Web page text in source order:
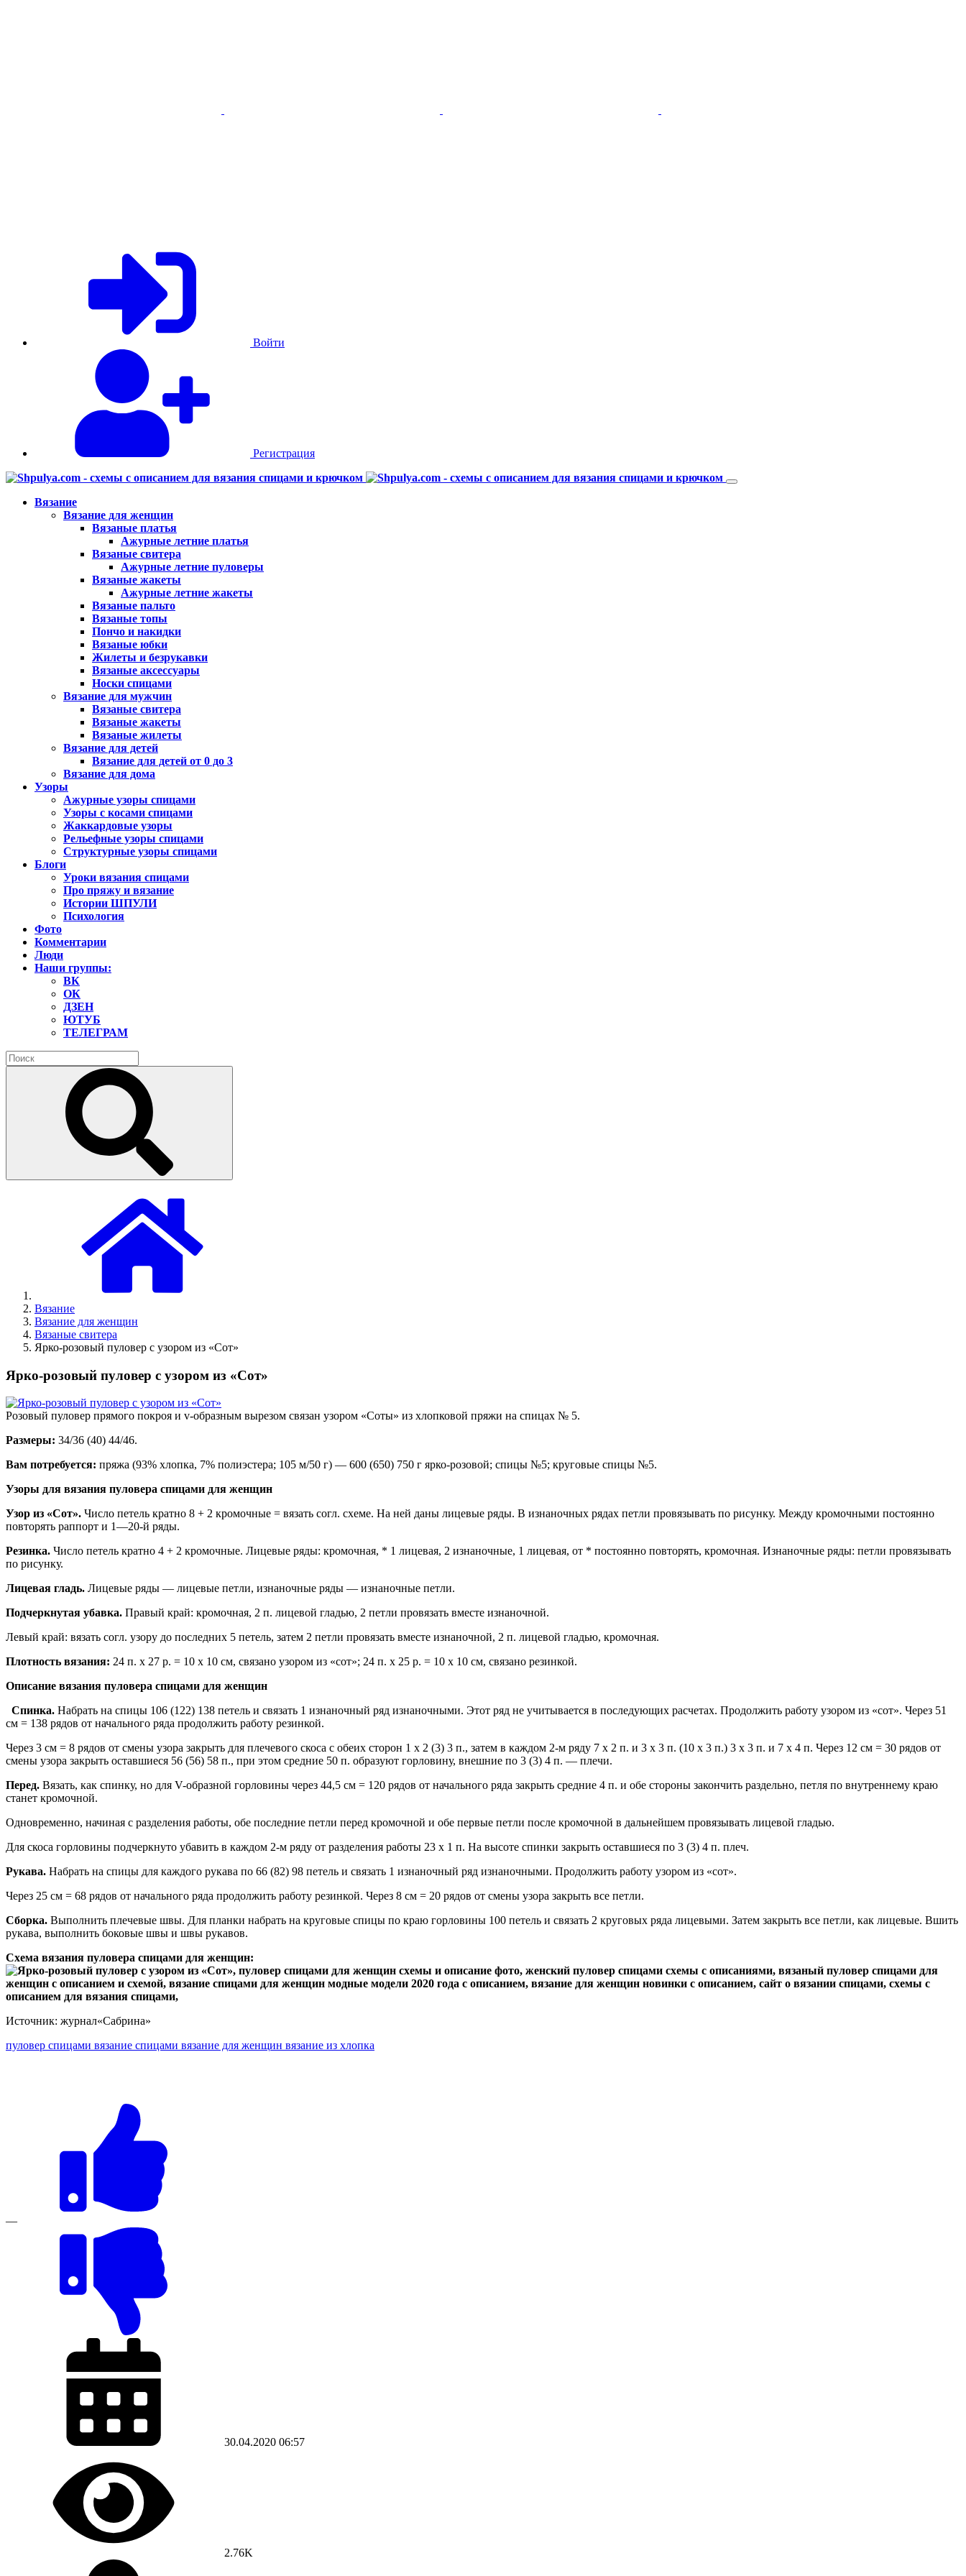
Войти
Регистрация
Вязание
Вязание для женщин
Вязаные платья
Ажурные летние платья
Вязаные свитера
Ажурные летние пуловеры
Вязаные жакеты
Ажурные летние жакеты
Вязаные пальто
Вязаные топы
Пончо и накидки
Вязаные юбки
Жилеты и безрукавки
Вязаные аксессуары
Носки спицами
Вязание для мужчин
Вязаные свитера
Вязаные жакеты
Вязаные жилеты
Вязание для детей
Вязание для детей от 0 до 3
Вязание для дома
Узоры
Ажурные узоры спицами
Узоры с косами спицами
Жаккардовые узоры
Рельефные узоры спицами
Структурные узоры спицами
Блоги
Уроки вязания спицами
Про пряжу и вязание
Истории ШПУЛИ
Психология
Фото
Комментарии
Люди
Наши группы:
ВК
ОК
ДЗЕН
ЮТУБ
ТЕЛЕГРАМ
Вязание
Вязание для женщин
Вязаные свитера
Ярко-розовый пуловер с узором из «Сот»
Ярко-розовый пуловер с узором из «Сот»
Розовый пуловер прямого покроя и v-образным вырезом связан узором «Соты» из хлопковой пряжи на спицах № 5.
Размеры: 34/36 (40) 44/46.
Вам потребуется: пряжа (93% хлопка, 7% полиэстера; 105 м/50 г) — 600 (650) 750 г ярко-розовой; спицы №5; круговые спицы №5.
Узоры для вязания пуловера спицами для женщин
Узор из «Сот». Число петель кратно 8 + 2 кромочные = вязать согл. схеме. На ней даны лицевые ряды. В изнаночных рядах петли провязывать по рисунку. Между кромочными постоянно
повторять раппорт и 1—20-й ряды.
Резинка. Число петель кратно 4 + 2 кромочные. Лицевые ряды: кромочная, * 1 лицевая, 2 изнаночные, 1 лицевая, от * постоянно повторять, кромочная. Изнаночные ряды: петли провязывать
по рисунку.
Лицевая гладь. Лицевые ряды — лицевые петли, изнаночные ряды — изнаночные петли.
Подчеркнутая убавка. Правый край: кромочная, 2 п. лицевой гладью, 2 петли провязать вместе изнаночной.
Левый край: вязать согл. узору до последних 5 петель, затем 2 петли провязать вместе изнаночной, 2 п. лицевой гладью, кромочная.
Плотность вязания: 24 п. х 27 р. = 10 x 10 см, связано узором из «сот»; 24 п. х 25 р. = 10 x 10 см, связано резинкой.
Описание вязания пуловера спицами для женщин
Спинка. Набрать на спицы 106 (122) 138 петель и связать 1 изнаночный ряд изнаночными. Этот ряд не учитывается в последующих расчетах. Продолжить работу узором из «сот». Через 51
см = 138 рядов от начального ряда продолжить работу резинкой.
Через 3 см = 8 рядов от смены узора закрыть для плечевого скоса с обеих сторон 1 x 2 (3) 3 п., затем в каждом 2-м ряду 7 x 2 п. и 3 x 3 п. (10 x 3 п.) 3 x 3 п. и 7 x 4 п. Через 12 см = 30 рядов от
смены узора закрыть оставшиеся 56 (56) 58 п., при этом средние 50 п. образуют горловину, внешние по 3 (3) 4 п. — плечи.
Перед. Вязать, как спинку, но для V-образной горловины через 44,5 см = 120 рядов от начального ряда закрыть средние 4 п. и обе стороны закончить раздельно, петля по внутреннему краю
станет кромочной.
Одновременно, начиная с разделения работы, обе последние петли перед кромочной и обе первые петли после кромочной в дальнейшем провязывать лицевой гладью.
Для скоса горловины подчеркнуто убавить в каждом 2-м ряду от разделения работы 23 x 1 п. На высоте спинки закрыть оставшиеся по 3 (3) 4 п. плеч.
Рукава. Набрать на спицы для каждого рукава по 66 (82) 98 петель и связать 1 изнаночный ряд изнаночными. Продолжить работу узором из «сот».
Через 25 см = 68 рядов от начального ряда продолжить работу резинкой. Через 8 см = 20 рядов от смены узора закрыть все петли.
Сборка. Выполнить плечевые швы. Для планки набрать на круговые спицы по краю горловины 100 петель и связать 2 круговых ряда лицевыми. Затем закрыть все петли, как лицевые. Вшить
рукава, выполнить боковые швы и швы рукавов.
Схема вязания пуловера спицами для женщин:
Источник: журнал«Сабрина»
пуловер спицами вязание спицами вязание для женщин вязание из хлопка
—
30.04.2020 06:57
2.76K